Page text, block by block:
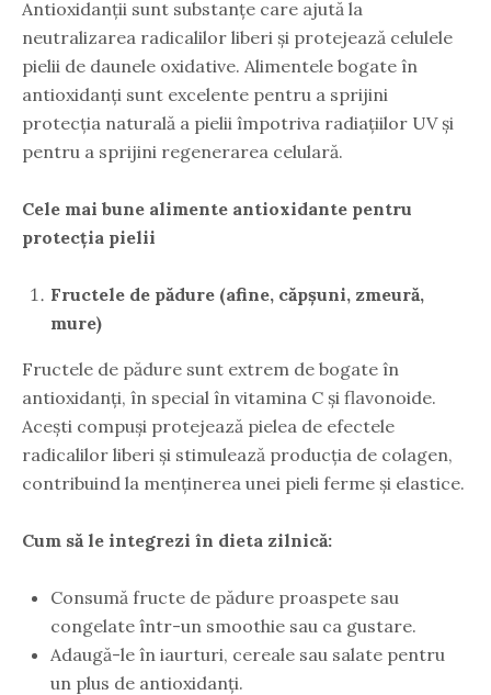
Antioxidanții sunt substanțe care ajută la
neutralizarea radicalilor liberi și protejează celulele
pielii de daunele oxidative. Alimentele bogate în
antioxidanți sunt excelente pentru a sprijini
protecția naturală a pielii împotriva radiațiilor UV și
pentru a sprijini regenerarea celulară.
Cele mai bune alimente antioxidante pentru
protecția pielii
Fructele de pădure (afine, căpșuni, zmeură,
mure)
Fructele de pădure sunt extrem de bogate în
antioxidanți, în special în vitamina C și flavonoide.
Acești compuși protejează pielea de efectele
radicalilor liberi și stimulează producția de colagen,
contribuind la menținerea unei pieli ferme și elastice.
Cum să le integrezi în dieta zilnică:
Consumă fructe de pădure proaspete sau
congelate într-un smoothie sau ca gustare.
Adaugă-le în iaurturi, cereale sau salate pentru
un plus de antioxidanți.